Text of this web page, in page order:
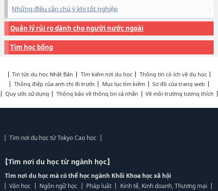
Những điều cần chú ý khi tốt nghiệp
Quản lý rủi ro dành cho người nước ngoài
Tìm học bổng
Tin tức du học Nhật Bản Tìm kiếm nơi du học
Thông tin có ích về du học
Thông điệp của anh chị đi trước
Mục lục tìm kiếm
Sơ đồ của trang web
Quy ước sử dụng
Thông báo về thông tin cá nhân Về môi trường tương thích
Tìm nơi du học từ Tokyo Cao học
【Tìm nơi du học từ ngành học】
Tìm nơi du học mà có thể học ngành Khối Khoa học xã hội
Văn học
Ngôn ngữ học Pháp luật
Kinh tế, Kinh doanh, Thương mại